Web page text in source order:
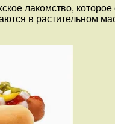
лакомство,
в растительном